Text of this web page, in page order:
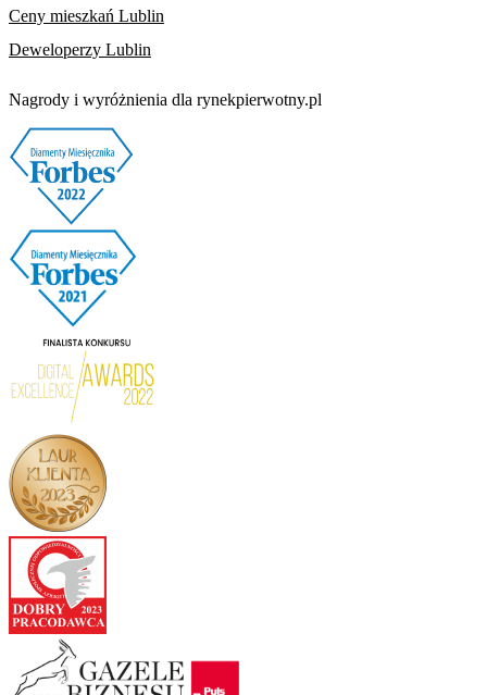
Ceny mieszkań Lublin
Deweloperzy Lublin
Nagrody i wyróżnienia dla rynekpierwotny.pl